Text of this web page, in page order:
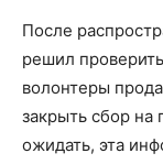
После
решил
волонтеры
закрыть сбор
ожидать, эта